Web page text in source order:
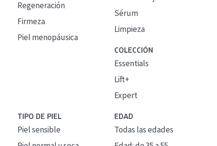
Regeneración
Firmeza
Piel menopáusica
Sérum
Limpieza
COLECCIÓN
Essentials
Lift+
Expert
TIPO DE PIEL
Piel sensible
EDAD
Todas las edades